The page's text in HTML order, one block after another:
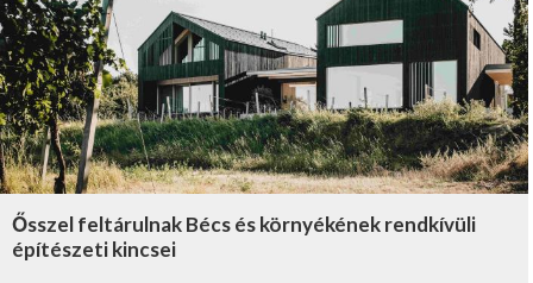
Ősszel feltárulnak Bécs és környékének rendkívüli
építészeti kincsei